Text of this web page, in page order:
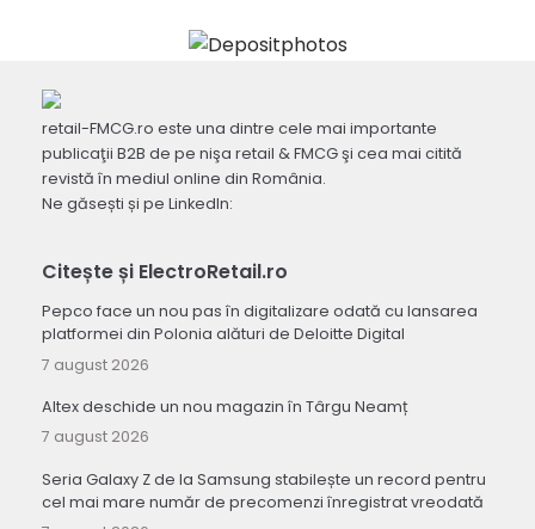
retail-FMCG.ro este una dintre cele mai importante
publicaţii B2B de pe nişa retail & FMCG şi cea mai citită
revistă în mediul online din România.
Ne găsești și pe LinkedIn:
Citește și ElectroRetail.ro
Pepco face un nou pas în digitalizare odată cu lansarea
platformei din Polonia alături de Deloitte Digital
7 august 2026
Altex deschide un nou magazin în Târgu Neamț
7 august 2026
Seria Galaxy Z de la Samsung stabilește un record pentru
cel mai mare număr de precomenzi înregistrat vreodată